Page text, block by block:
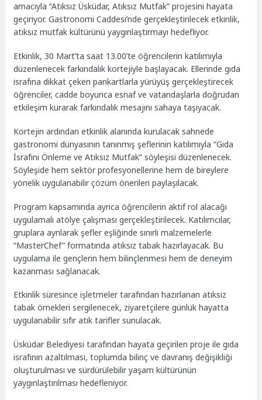
amacıyla “Atıksız Üsküdar, Atıksız Mutfak” projesini hayata
geçiriyor. Gastronomi Caddesi’nde gerçekleştirilecek etkinlik,
atıksız mutfak kültürünü yaygınlaştırmayı hedefliyor.
Etkinlik, 30 Mart’ta saat 13.00’te öğrencilerin katılımıyla
düzenlenecek farkındalık kortejiyle başlayacak. Ellerinde gıda
israfına dikkat çeken pankartlarla yürüyüş gerçekleştirecek
öğrenciler, cadde boyunca esnaf ve vatandaşlarla doğrudan
etkileşim kurarak farkındalık mesajını sahaya taşıyacak.
Kortejin ardından etkinlik alanında kurulacak sahnede
gastronomi dünyasının tanınmış şeflerinin katılımıyla “Gıda
İsrafını Önleme ve Atıksız Mutfak” söyleşisi düzenlenecek.
Söyleşide hem sektör profesyonellerine hem de bireylere
yönelik uygulanabilir çözüm önerileri paylaşılacak.
Program kapsamında ayrıca öğrencilerin aktif rol alacağı
uygulamalı atölye çalışması gerçekleştirilecek. Katılımcılar,
gruplara ayrılarak şefler eşliğinde sınırlı malzemelerle
“MasterChef” formatında atıksız tabak hazırlayacak. Bu
uygulama ile gençlerin hem bilinçlenmesi hem de deneyim
kazanması sağlanacak.
Etkinlik süresince işletmeler tarafından hazırlanan atıksız
tabak örnekleri sergilenecek, ziyaretçilere günlük hayatta
uygulanabilir sıfır atık tarifler sunulacak.
Üsküdar Belediyesi tarafından hayata geçirilen proje ile gıda
israfının azaltılması, toplumda bilinç ve davranış değişikliği
oluşturulması ve sürdürülebilir yaşam kültürünün
yaygınlaştırılması hedefleniyor.